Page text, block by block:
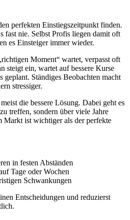
perfekten Einstiegszeitpunkt finden.
fast nie. Selbst Profis liegen damit oft
es Einsteiger immer wieder.
Moment“ wartet, verpasst oft
steigt ein, wartet auf bessere Kurse
geplant. Ständiges Beobachten macht
stressiger.
die bessere Lösung. Dabei geht es
treffen, sondern über viele Jahre
Markt ist wichtiger als der perfekte
in festen Abständen
Tage oder Wochen
Schwankungen
Entscheidungen und reduzierst